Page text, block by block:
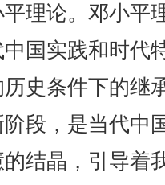
理论。邓小平
国实践和时代
史条件下的继
段，是当代中
结晶，引导着